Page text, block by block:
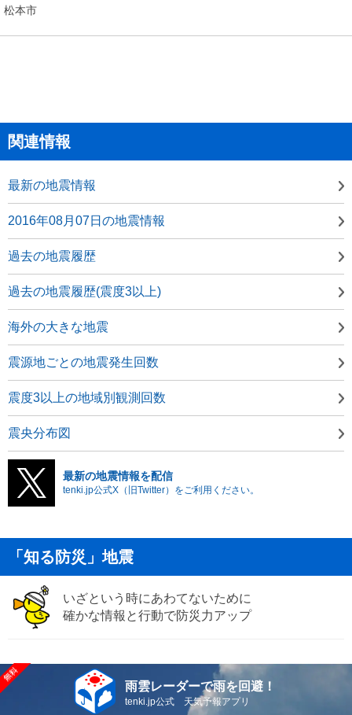
松本市
関連情報
最新の地震情報
2016年08月07日の地震情報
過去の地震履歴
過去の地震履歴(震度3以上)
海外の大きな地震
震源地ごとの地震発生回数
震度3以上の地域別観測回数
震央分布図
最新の地震情報を配信
tenki.jp公式X（旧Twitter）をご利用ください。
「知る防災」地震
いざという時にあわてないために
確かな情報と行動で防災力アップ
雨雲レーダーで雨を回避！
tenki.jp公式 天気予報アプリ